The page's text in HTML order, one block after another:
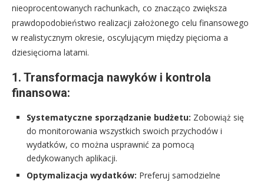
nieoprocentowanych rachunkach, co znacząco zwiększa
prawdopodobieństwo realizacji założonego celu finansowego
w realistycznym okresie, oscylującym między pięcioma a
dziesięcioma latami.
1. Transformacja nawyków i kontrola
finansowa:
Systematyczne sporządzanie budżetu: Zobowiąż się
do monitorowania wszystkich swoich przychodów i
wydatków, co można usprawnić za pomocą
dedykowanych aplikacji.
Optymalizacja wydatków: Preferuj samodzielne